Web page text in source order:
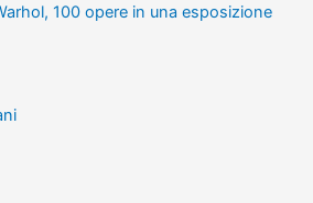
100 opere in una esposizione